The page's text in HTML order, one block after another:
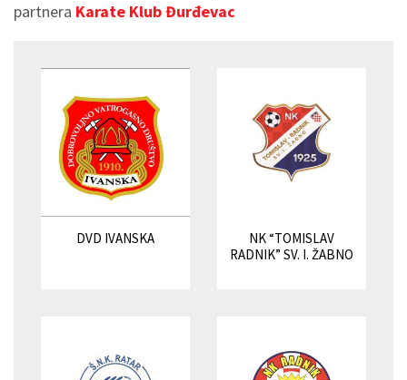
partnera Karate Klub Đurđevac
DVD IVANSKA
NK “TOMISLAV
RADNIK” SV. I. ŽABNO